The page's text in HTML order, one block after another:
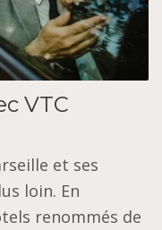
VTC
et ses
loin. En
renommés de